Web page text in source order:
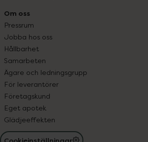
Om oss
Pressrum
Jobba hos oss
Hållbarhet
Samarbeten
Ägare och ledningsgrupp
För leverantörer
Företagskund
Eget apotek
Glädjeeffekten